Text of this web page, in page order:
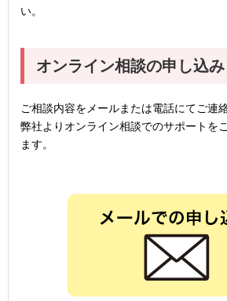
い。
オンライン相談の申し込み
ご相談内容をメールまたは電話にてご連
弊社よりオンライン相談でのサポートを
ます。